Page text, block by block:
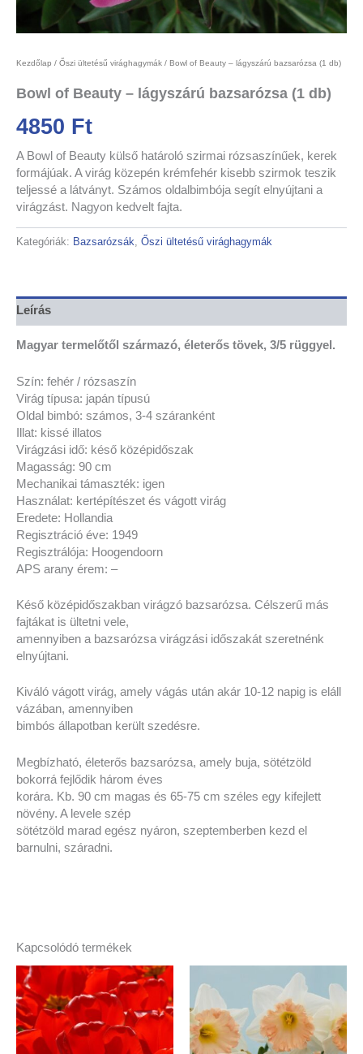
Kezdőlap / Őszi ültetésű virághagymák / Bowl of Beauty – lágyszárú bazsarózsa (1 db)
Bowl of Beauty – lágyszárú bazsarózsa (1 db)
4850 Ft
A Bowl of Beauty külső határoló szirmai rózsaszínűek, kerek
formájúak. A virág közepén krémfehér kisebb szirmok teszik
teljessé a látványt. Számos oldalbimbója segít elnyújtani a
virágzást. Nagyon kedvelt fajta.
Kategóriák: Bazsarózsák Őszi ültetésű virághagymák
Leírás
Magyar termelőtől származó, életerős tövek, 3/5 rüggyel.
Szín: fehér / rózsaszín
Virág típusa: japán típusú
Oldal bimbó: számos, 3-4 száranként
Illat: kissé illatos
Virágzási idő: késő középidőszak
Magasság: 90 cm
Mechanikai támaszték: igen
Használat: kertépítészet és vágott virág
Eredete: Hollandia
Regisztráció éve: 1949
Regisztrálója: Hoogendoorn
APS arany érem: –
Késő középidőszakban virágzó bazsarózsa. Célszerű más
fajtákat is ültetni vele,
amennyiben a bazsarózsa virágzási időszakát szeretnénk
elnyújtani.
Kiváló vágott virág, amely vágás után akár 10-12 napig is eláll
vázában, amennyiben
bimbós állapotban került szedésre.
Megbízható, életerős bazsarózsa, amely buja, sötétzöld
bokorrá fejlődik három éves
korára. Kb. 90 cm magas és 65-75 cm széles egy kifejlett
növény. A levele szép
sötétzöld marad egész nyáron, szeptemberben kezd el
barnulni, száradni.
Kapcsolódó termékek